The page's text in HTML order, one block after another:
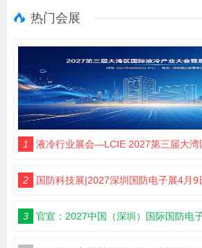
热门会展
1 液冷行业展会—LCIE 2027第三届大湾区国际液冷产
2 国防科技展|2027深圳国防电子展4月9
3 官宣：2027中国（深圳）国际国防电